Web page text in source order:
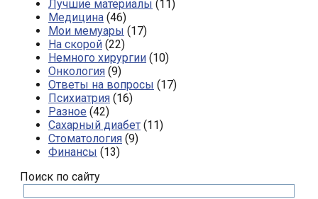
Лучшие материалы (11)
Медицина (46)
Мои мемуары (17)
На скорой (22)
Немного хирургии (10)
Онкология (9)
Ответы на вопросы (17)
Психиатрия (16)
Разное (42)
Сахарный диабет (11)
Стоматология (9)
Финансы (13)
Поиск по сайту